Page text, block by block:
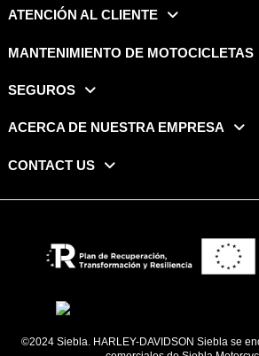
ATENCIÓN AL CLIENTE
MANTENIMIENTO DE MOTOCICLETAS
SEGUROS
ACERCA DE NUESTRA EMPRESA
CONTACT US
©2024 Siebla. HARLEY-DAVIDSON Siebla se